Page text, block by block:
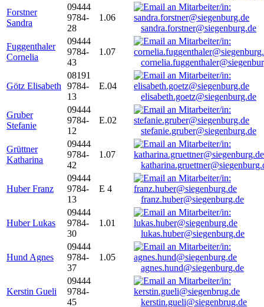
Forstner
Sandra
09444
9784-
28
1.06
sandra.forstner@siegenburg.de
Fuggenthaler
Cornelia
09444
9784-
43
1.07
Götz Elisabeth
08191
9784-
13
E.04
elisabeth.goetz@siegenburg.de
Gruber
Stefanie
09444
9784-
12
E.02
stefanie.gruber@siegenburg.de
Grüttner
Katharina
09444
9784-
42
1.07
Huber Franz
09444
9784-
13
E 4
franz.huber@siegenburg.de
Huber Lukas
09444
9784-
30
1.01
lukas.huber@siegenburg.de
Hund Agnes
09444
9784-
37
1.05
agnes.hund@siegenburg.de
Kerstin Gueli
09444
9784-
45
kerstin.gueli@siegenbrug.de